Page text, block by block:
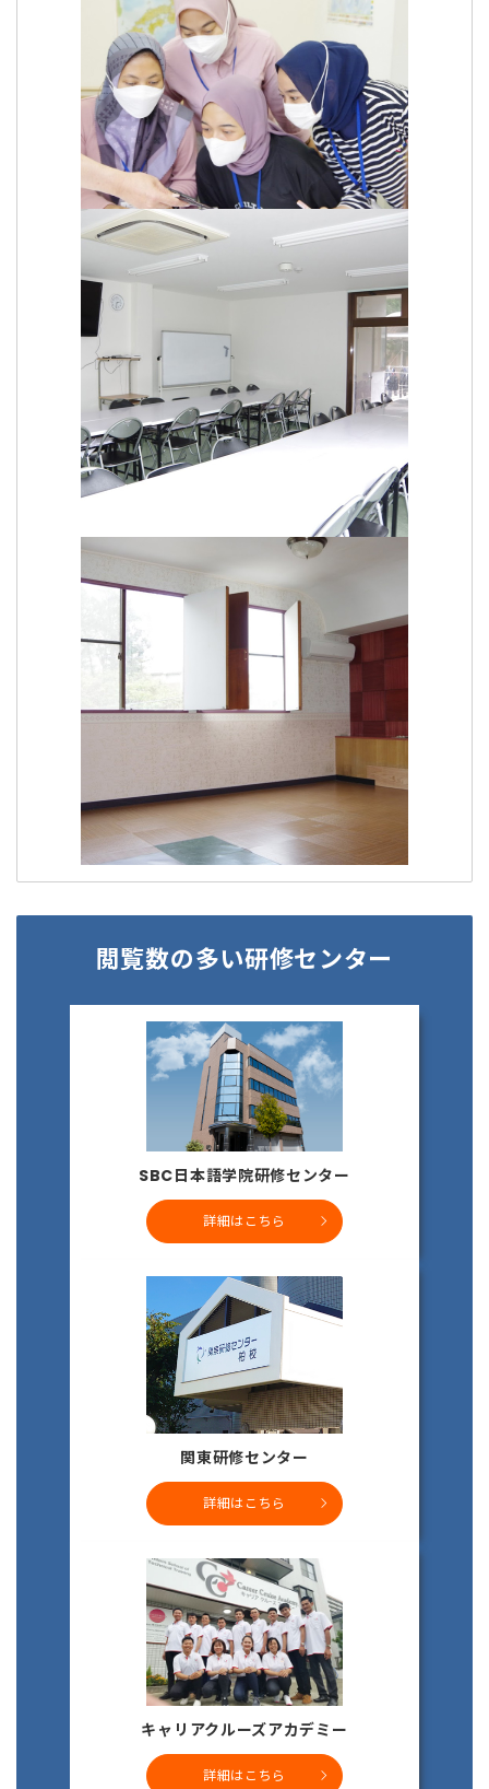
閲覧数の多い研修センター
SBC日本語学院研修センター
詳細はこちら
関東研修センター
詳細はこちら
キャリアクルーズアカデミー
詳細はこちら